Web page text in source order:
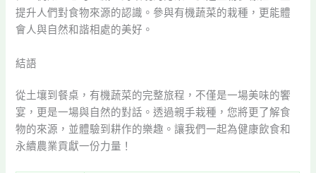
提升人們對食物來源的認識。參與有機蔬菜的栽種，更能體
會人與自然和諧相處的美好。
結語
從土壤到餐桌，有機蔬菜的完整旅程，不僅是一場美味的饗
宴，更是一場與自然的對話。透過親手栽種，您將更了解食
物的來源，並體驗到耕作的樂趣。讓我們一起為健康飲食和
永續農業貢獻一份力量！